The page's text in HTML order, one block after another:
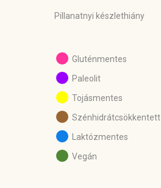
Pillanatnyi készlethiány
Gluténmentes
Paleolit
Tojásmentes
Szénhidrátcsökkentett
Laktózmentes
Vegán